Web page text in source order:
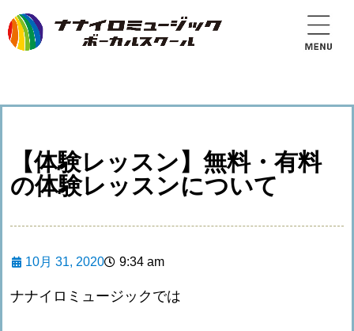
【体験レッスン】無料・有料
の体験レッスンについて
10月 31, 2020 9:34 am
ナナイロミュージックでは